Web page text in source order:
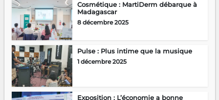
Cosmétique : MartiDerm débarque à
Madagascar
8 décembre 2025
Pulse : Plus intime que la musique
1 décembre 2025
Exposition : L’économie a bonne